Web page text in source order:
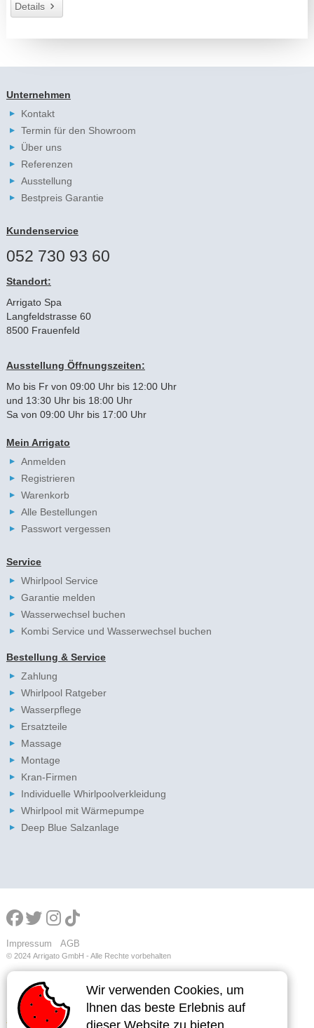
Wir verwenden Cookies, um
lhnen das beste Erlebnis auf
dieser Website zu bieten.
Wir verwenden Cookies, um
lhnen das beste Erlebnis auf
dieser Website zu bieten.
Details
Unternehmen
Kontakt
Termin für den Showroom
Über uns
Referenzen
Ausstellung
Bestpreis Garantie
Kundenservice
052 730 93 60
Standort:
Arrigato Spa
Langfeldstrasse 60
8500 Frauenfeld
Ausstellung Öffnungszeiten:
Mo bis Fr von 09:00 Uhr bis 12:00 Uhr
und 13:30 Uhr bis 18:00 Uhr
Sa von 09:00 Uhr bis 17:00 Uhr
Mein Arrigato
Anmelden
Registrieren
Warenkorb
Alle Bestellungen
Passwort vergessen
Service
Whirlpool Service
Garantie melden
Wasserwechsel buchen
Kombi Service und Wasserwechsel buchen
Bestellung & Service
Zahlung
Whirlpool Ratgeber
Wasserpflege
Ersatzteile
Massage
Montage
Kran-Firmen
Individuelle Whirlpoolverkleidung
Whirlpool mit Wärmepumpe
Deep Blue Salzanlage
Impressum AGB
© 2024 Arrigato GmbH - Alle Rechte vorbehalten